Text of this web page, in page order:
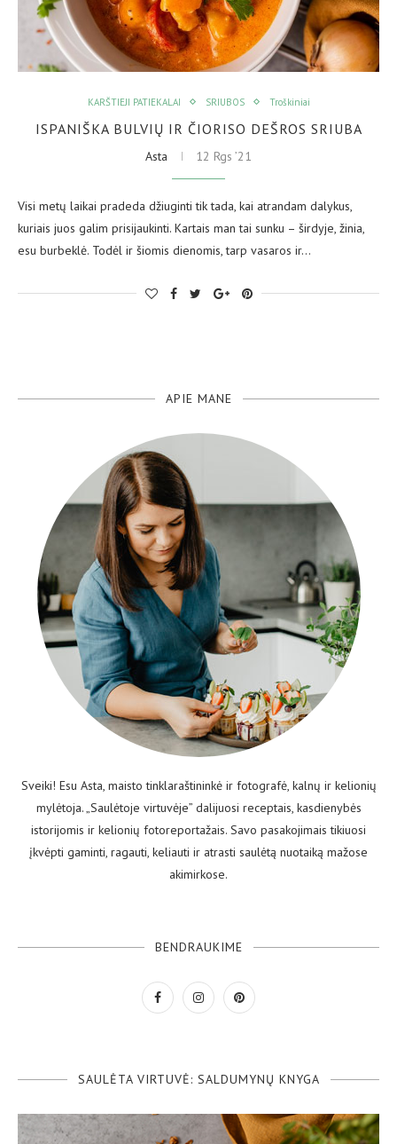
KARŠTIEJI PATIEKALAI SRIUBOS Troškiniai
ISPANIŠKA BULVIŲ IR ČIORISO DEŠROS SRIUBA
Asta 12 Rgs ’21
Visi metų laikai pradeda džiuginti tik tada, kai atrandam dalykus,
kuriais juos galim prisijaukinti. Kartais man tai sunku – širdyje, žinia,
esu burbeklė. Todėl ir šiomis dienomis, tarp vasaros ir…
APIE MANE
Sveiki! Esu Asta, maisto tinklaraštininkė ir fotografė, kalnų ir kelionių
mylėtoja. „Saulėtoje virtuvėje” dalijuosi receptais, kasdienybės
istorijomis ir kelionių fotoreportažais. Savo pasakojimais tikiuosi
įkvėpti gaminti, ragauti, keliauti ir atrasti saulėtą nuotaiką mažose
akimirkose.
BENDRAUKIME
SAULĖTA VIRTUVĖ: SALDUMYNŲ KNYGA